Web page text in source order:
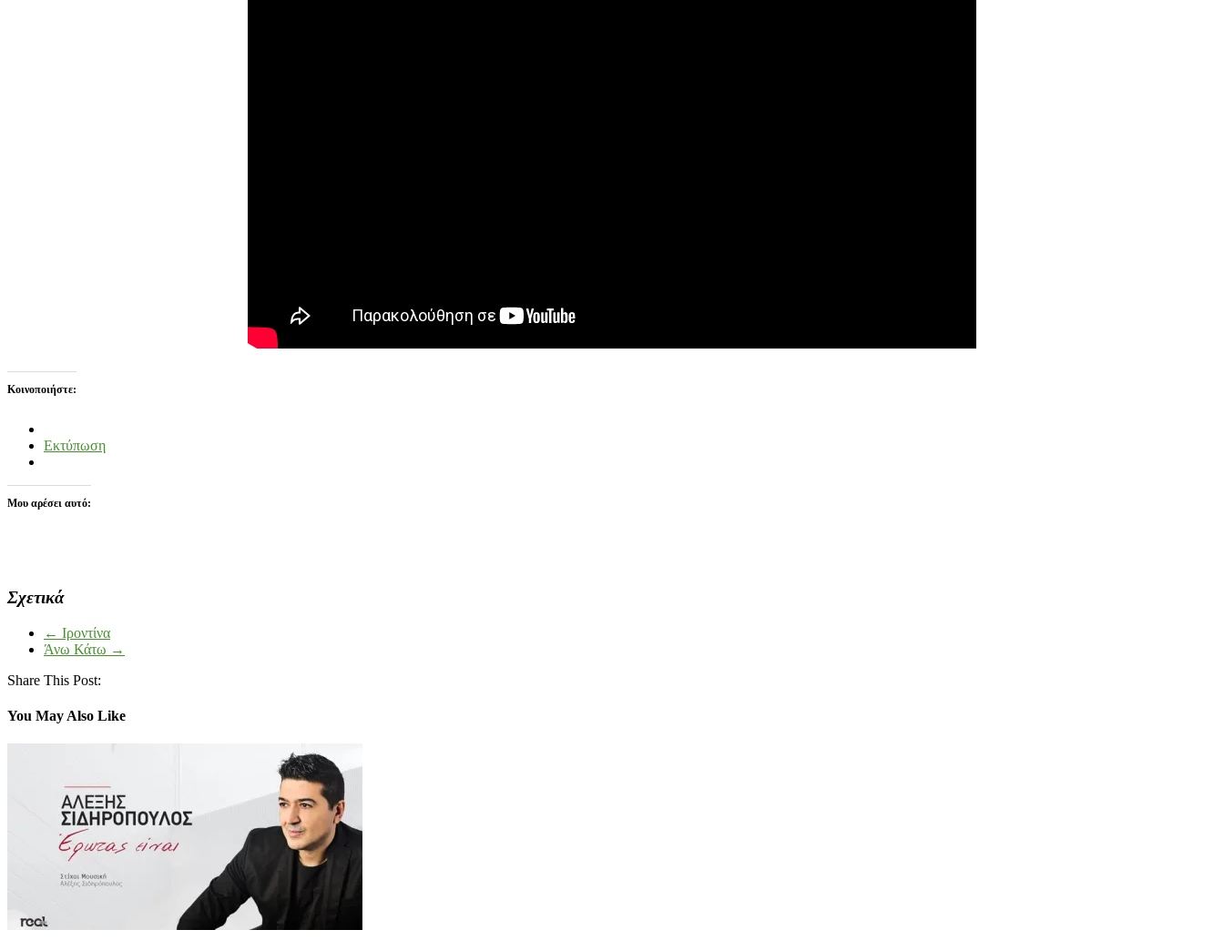
Κοινοποιήστε:
Εκτύπωση
Μου αρέσει αυτό:
Σχετικά
← Ιροντίνα
Άνω Κάτω →
Share This Post:
You May Also Like